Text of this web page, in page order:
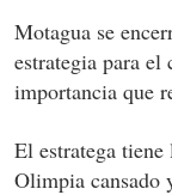
Motagua se
estrategia para
importancia que
El estratega tiene
Olimpia cansado